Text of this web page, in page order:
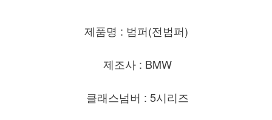
제품명 : 범퍼(전범퍼)
제조사 : BMW
클래스넘버 : 5시리즈